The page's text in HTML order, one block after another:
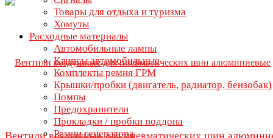
Товары для отдыха и туризма
Хомуты
Расходные материалы
Автомобильные лампы
Клипсы автомобильные
Комплекты ремня ГРМ
Крышки/пробки (двигатель, радиатор, бензобак)
Помпы
Предохранители
Прокладки / пробки поддона
Ремни генератора
Вентили воздушные для пневматических шин